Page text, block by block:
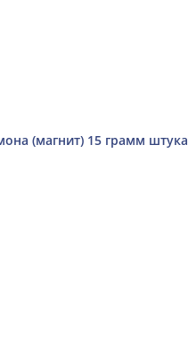
(магнит) 15 грамм штука